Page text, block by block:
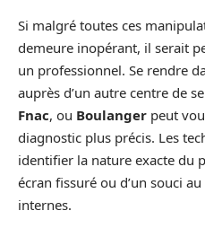
Si malgré toutes ces
demeure inopérant, il serait
un professionnel. Se rendre
auprès d’un autre centre de
Fnac, ou Boulanger peut
diagnostic plus précis. Les
identifier la nature exacte du
écran fissuré ou d’un souci
internes.